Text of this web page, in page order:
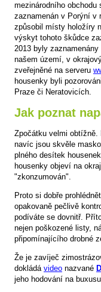
mezinárodního
zaznamenán v Porýní v
způsobil místy holožíry
výskyt tohoto škůdce
2013 byly
našem území, v
zveřejněné na serveru
housenky byli
Praze či Neratovicích.
Jak poznat
Zpočátku velmi obtížně.
navíc jsou skvěle
plného desítek
housenky objeví na
"zkonzumován".
Proto si dobře
opakovaně pečlivě
podíváte se dovnitř.
nejen poškozené listy,
připomínajícího drobné
Že je zavíječ
dokládá video nazvané
jeho hodování na buxusu.